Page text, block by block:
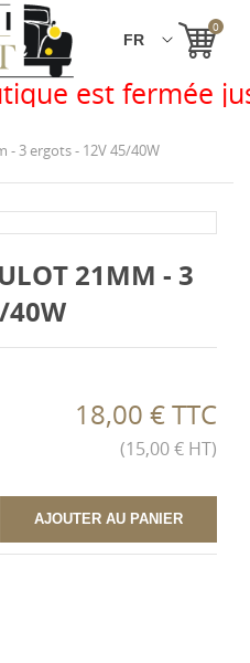
0
est fermée
- 3 ergots - 12V 45/40W
21MM - 3
40W
18,00 € TTC
(15,00 € HT)
AJOUTER AU PANIER